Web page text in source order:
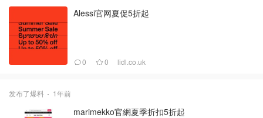
Alessi官网夏促5折起
0 0 lidl.co.uk
发布了爆料 1年前
marimekko官網夏季折扣5折起